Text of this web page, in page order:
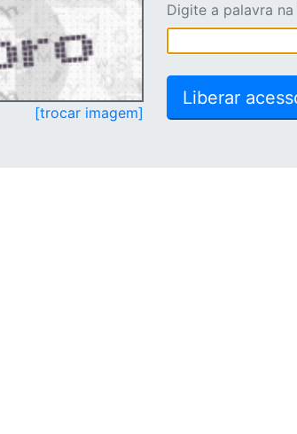
[trocar imagem]
Digite a palavra